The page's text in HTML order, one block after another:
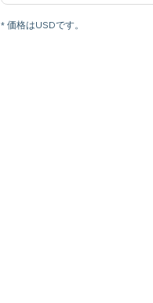
* 価格はUSDです。